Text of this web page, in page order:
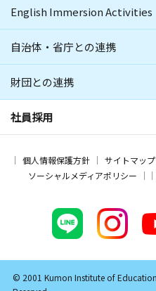
English Immersion Activities
自治体・省庁との連携
財団との連携
社員採用
個人情報保護方針 サイトマップ
ソーシャルメディアポリシー
© 2001 Kumon Institute of